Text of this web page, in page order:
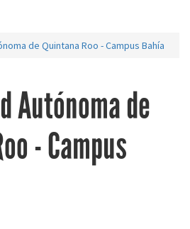
de Quintana Roo - Campus Bahía
Autónoma de
- Campus